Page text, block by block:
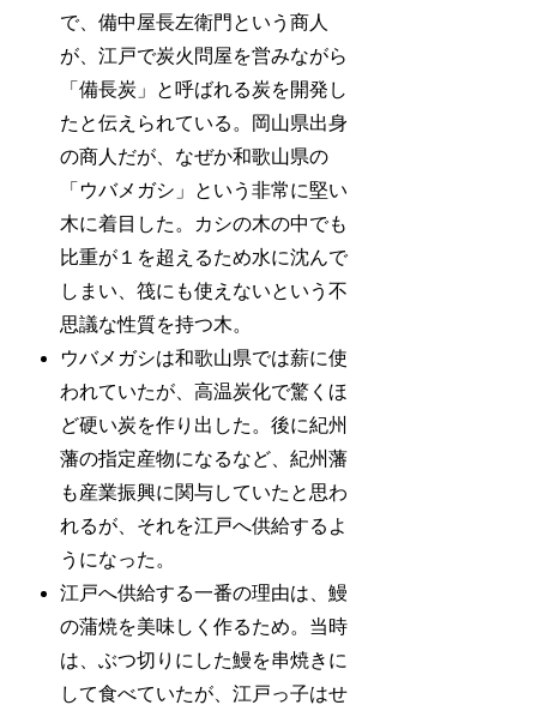
で、備中屋長左衛門という商人
が、江戸で炭火問屋を営みながら
「備長炭」と呼ばれる炭を開発し
たと伝えられている。岡山県出身
の商人だが、なぜか和歌山県の
「ウバメガシ」という非常に堅い
木に着目した。カシの木の中でも
比重が１を超えるため水に沈んで
しまい、筏にも使えないという不
思議な性質を持つ木。
ウバメガシは和歌山県では薪に使
われていたが、高温炭化で驚くほ
ど硬い炭を作り出した。後に紀州
藩の指定産物になるなど、紀州藩
も産業振興に関与していたと思わ
れるが、それを江戸へ供給するよ
うになった。
江戸へ供給する一番の理由は、鰻
の蒲焼を美味しく作るため。当時
は、ぶつ切りにした鰻を串焼きに
して食べていたが、江戸っ子はせ